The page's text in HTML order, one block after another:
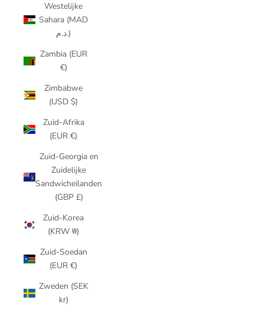
Westelijke
Sahara (MAD
د.م.)
Zambia (EUR
€)
Zimbabwe
(USD $)
Zuid-Afrika
(EUR €)
Zuid-Georgia en
Zuidelijke
Sandwicheilanden
(GBP £)
Zuid-Korea
(KRW ₩)
Zuid-Soedan
(EUR €)
Zweden (SEK
kr)